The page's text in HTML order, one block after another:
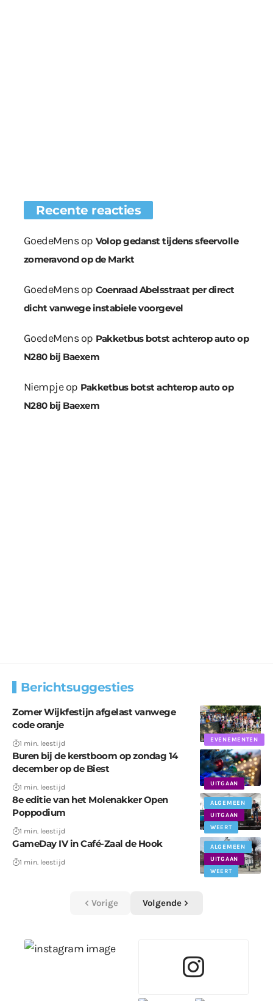
Recente reacties
GoedeMensop Volop gedanst tijdens sfeervolle
zomeravond op de Markt
GoedeMensop Coenraad Abelsstraat per direct
dicht vanwege instabiele voorgevel
GoedeMensop Pakketbus botst achterop auto op
N280 bij Baexem
Niempjeop Pakketbus botst achterop auto op
N280 bij Baexem
Berichtsuggesties
EVENEMENTEN
Zomer Wijkfestijn afgelast vanwege
code oranje
1 min. leestijd
UITGAAN
Buren bij de kerstboom op zondag 14
december op de Biest
1 min. leestijd
ALGEMEEN
UITGAAN
WEERT
8e editie van het Molenakker Open
Poppodium
1 min. leestijd
ALGEMEEN
UITGAAN
WEERT
GameDay IV in Café-Zaal de Hook
1 min. leestijd
Vorige Volgende